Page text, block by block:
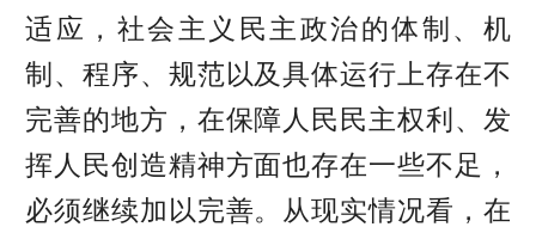
适应，社会主义民主政治的体制、机
制、程序、规范以及具体运行上存在不
完善的地方，在保障人民民主权利、发
挥人民创造精神方面也存在一些不足，
必须继续加以完善。从现实情况看，在